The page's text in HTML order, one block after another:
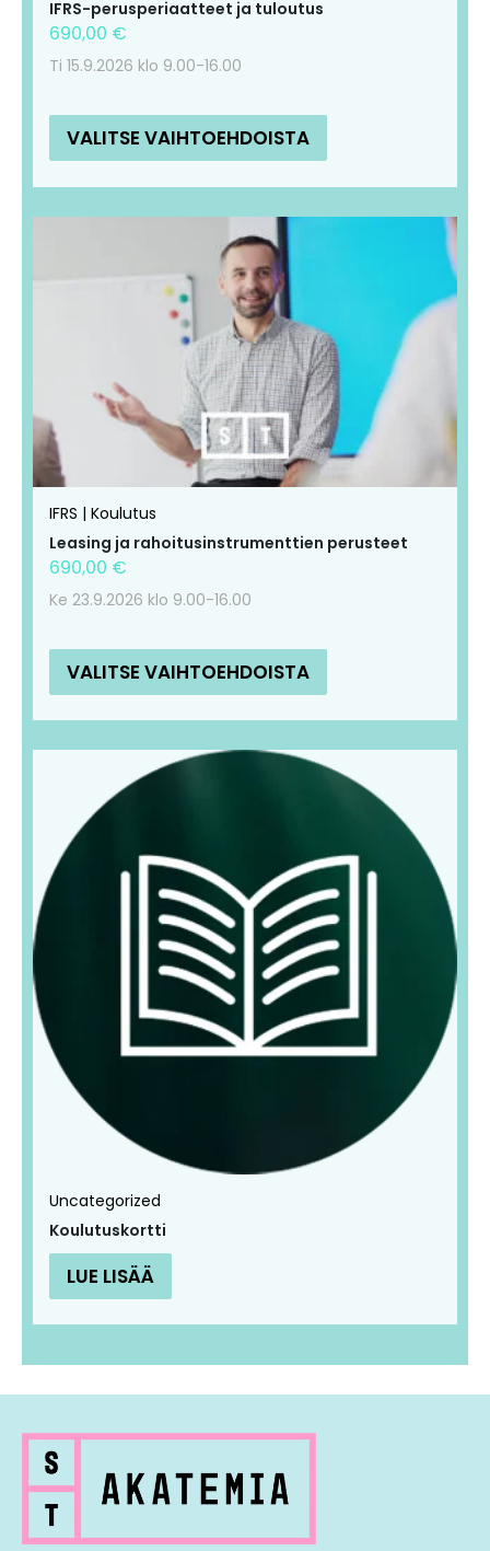
IFRS-perusperiaatteet ja tuloutus
690,00 €
Ti 15.9.2026 klo 9.00-16.00
VALITSE VAIHTOEHDOISTA
IFRS | Koulutus
Leasing ja rahoitusinstrumenttien perusteet
690,00 €
Ke 23.9.2026 klo 9.00-16.00
VALITSE VAIHTOEHDOISTA
Uncategorized
Koulutuskortti
LUE LISÄÄ